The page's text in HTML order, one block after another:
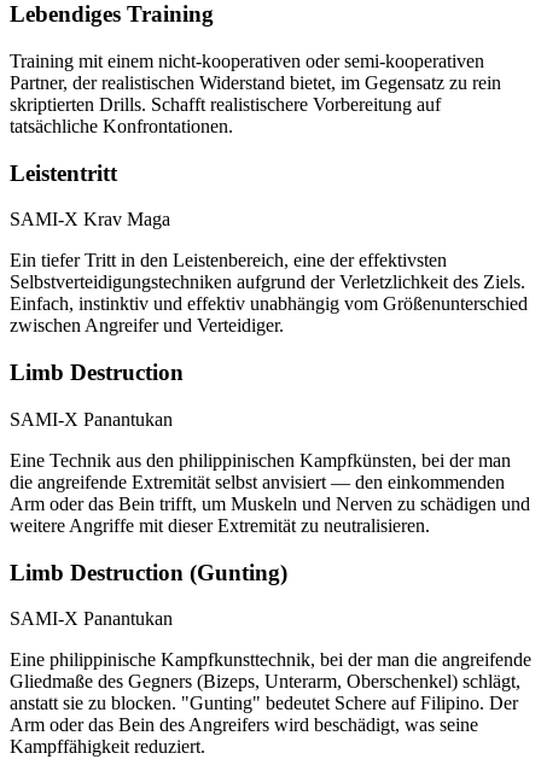
Lebendiges Training
Training mit einem nicht-kooperativen oder semi-kooperativen
Partner, der realistischen Widerstand bietet, im Gegensatz zu rein
skriptierten Drills. Schafft realistischere Vorbereitung auf
tatsächliche Konfrontationen.
Leistentritt
SAMI-X Krav Maga
Ein tiefer Tritt in den Leistenbereich, eine der effektivsten
Selbstverteidigungstechniken aufgrund der Verletzlichkeit des Ziels.
Einfach, instinktiv und effektiv unabhängig vom Größenunterschied
zwischen Angreifer und Verteidiger.
Limb Destruction
SAMI-X Panantukan
Eine Technik aus den philippinischen Kampfkünsten, bei der man
die angreifende Extremität selbst anvisiert — den einkommenden
Arm oder das Bein trifft, um Muskeln und Nerven zu schädigen und
weitere Angriffe mit dieser Extremität zu neutralisieren.
Limb Destruction (Gunting)
SAMI-X Panantukan
Eine philippinische Kampfkunsttechnik, bei der man die angreifende
Gliedmaße des Gegners (Bizeps, Unterarm, Oberschenkel) schlägt,
anstatt sie zu blocken. "Gunting" bedeutet Schere auf Filipino. Der
Arm oder das Bein des Angreifers wird beschädigt, was seine
Kampffähigkeit reduziert.